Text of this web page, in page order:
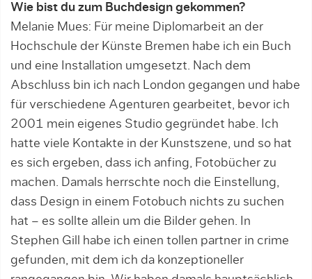
Wie bist du zum Buchdesign gekommen?
Melanie Mues: Für meine Diplomarbeit an der
Hochschule der Künste Bremen habe ich ein Buch
und eine Installation umgesetzt. Nach dem
Abschluss bin ich nach London gegangen und habe
für verschiede­ne Agenturen gearbeitet, bevor ich
2001 mein eigenes Studio gegründet habe. Ich
hatte viele Kontakte in der Kunstszene, und so hat
es sich ergeben, dass ich anfing, Fotobücher zu
machen. Damals herrschte noch die Einstellung,
dass Design in einem Fotobuch nichts zu suchen
hat – es sollte allein um die Bilder gehen. In
Stephen Gill habe ich einen tollen partner in crime
gefunden, mit dem ich da konzeptioneller